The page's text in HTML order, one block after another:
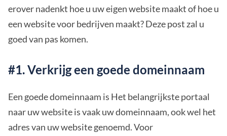
erover nadenkt hoe u uw eigen website maakt of hoe u
een website voor bedrijven maakt? Deze post zal u
goed van pas komen.
#1. Verkrijg een goede domeinnaam
Een goede domeinnaam is Het belangrijkste portaal
naar uw website is vaak uw domeinnaam, ook wel het
adres van uw website genoemd. Voor